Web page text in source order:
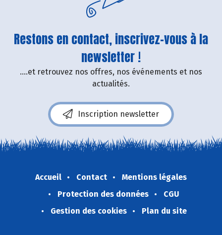
Restons en contact, inscrivez-vous à la
newsletter !
....et retrouvez nos offres, nos événements et nos
actualités.
Inscription newsletter
Accueil Contact
Mentions légales
Protection des données
CGU
Gestion des cookies
Plan du site